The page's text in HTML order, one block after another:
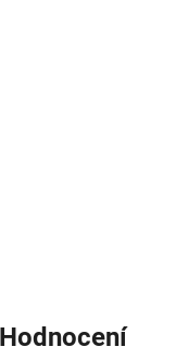
Hodnocení